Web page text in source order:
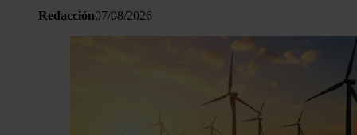
Redacción07/08/2026